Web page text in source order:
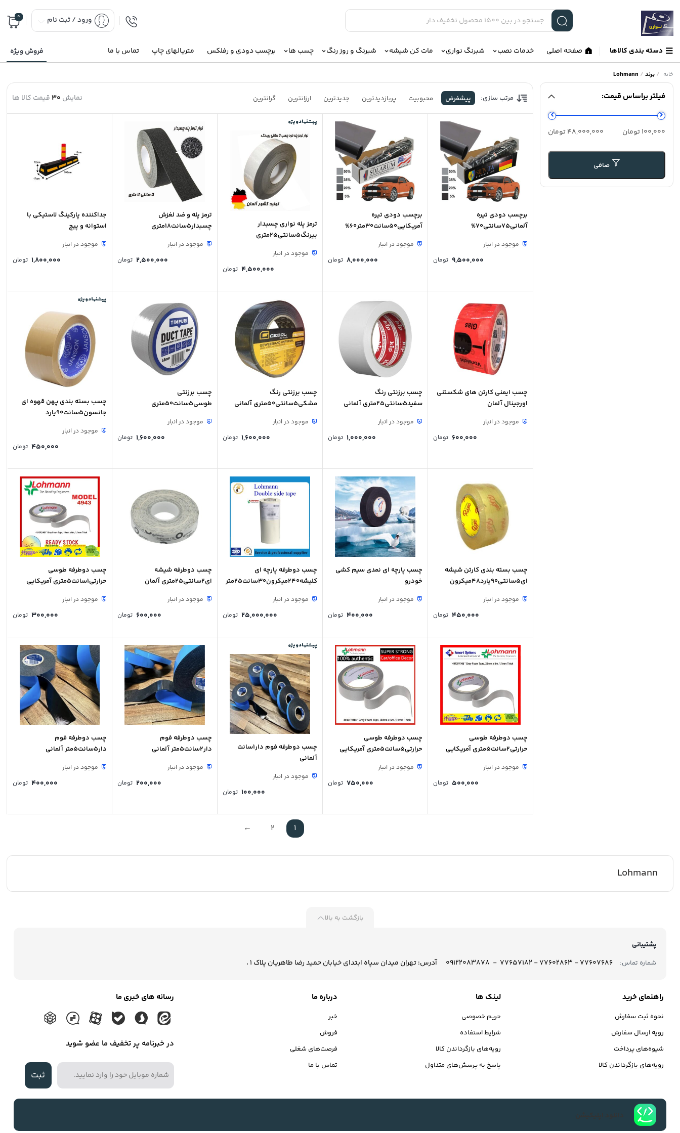
ورود / ثبت نام 0
دسته بندی کالاها صفحه اصلی خدمات نصب شبرنگ نواری مات کن شیشه شبرنگ و روز رنگ چسب ها برچسب دودی و رفلکس متریالهای چاپ تماس با ما فروش ویژه
خانه /برند /
Lohmann
فیلتر براساس قیمت:
حداقل
قیمت
حداكثر
قيمت
صافی
100,000 تومان 48,000,000 تومان
مرتب سازی: پیشفرض محبوبیت پربازدیدترین جدیدترین ارزانترین گرانترین نمایش 30 قیمت کالا ها
برچسب دودی تیره
آلمانی75سانتی70%
موجود در انبار
9,500,000 تومان
برچسب دودی تیره
آمریکایی50سانت30متر60%
موجود در انبار
8,000,000 تومان
پیشنهاد ویژه
ترمز پله نواری چسبدار
بیرنگ5سانتی25متری
موجود در انبار
4,500,000 تومان
ترمز پله و ضد لغزش
چسبدار5سانت18متری
موجود در انبار
2,500,000 تومان
جداکننده پارکینگ لاستیکی با
استوانه و پیچ
موجود در انبار
1,800,000 تومان
چسب ایمنی کارتن های شکستنی
اورجینال آلمان
موجود در انبار
600,000 تومان
چسب برزنتی رنگ
سفید5سانتی25متری آلمانی
موجود در انبار
1,000,000 تومان
چسب برزنتی رنگ
مشکی5سانتی50متری آلمانی
موجود در انبار
1,600,000 تومان
چسب برزنتی
طوسی5سانت50متری
موجود در انبار
1,600,000 تومان
پیشنهاد ویژه
چسب بسته بندی پهن قهوه ای
جانسون5سانت90یارد
موجود در انبار
450,000 تومان
چسب بسته بندی کارتن شیشه
ای5سانتی90یارد48میکرون
موجود در انبار
450,000 تومان
چسب پارچه ای نمدی سیم کشی
خودرو
موجود در انبار
400,000 تومان
چسب دوطرفه پارچه ای
کلیشه240میکرون30سانت25متر
موجود در انبار
25,000,000 تومان
چسب دوطرفه شیشه
ای2سانتی25متری آلمان
موجود در انبار
600,000 تومان
چسب دوطرفه طوسی
حرارتی1سانت5متری آمریکایی
موجود در انبار
300,000 تومان
چسب دوطرفه طوسی
حرارتی2سانت5متری آمریکایی
موجود در انبار
500,000 تومان
چسب دوطرفه طوسی
حرارتی5سانت5متری آمریکایی
موجود در انبار
750,000 تومان
پیشنهاد ویژه
چسب دوطرفه فوم دار1سانت
آلمانی
موجود در انبار
100,000 تومان
چسب دوطرفه فوم
دار2سانت5متر آلمانی
موجود در انبار
200,000 تومان
چسب دوطرفه فوم
دار5سانت5متر آلمانی
موجود در انبار
400,000 تومان
1
2
←
Lohmann
بازگشت به بالا
پشتیبانی
شماره تماس:
77607686 - 77602863 - 77657182 - 09122083878 آدرس: تهران میدان سپاه ابتدای خیابان حمید رضا طاهریان پلاک 1 ،
راهنمای خرید
نحوه ثبت سفارش
رویه ارسال سفارش
شیوه‌های پرداخت
رویه‌های بازگرداندن کالا
لینک ها
حریم خصوصی
شرایط استفاده
رویه‌های بازگرداندن کالا
پاسخ به پرسش‌های متداول
درباره ما
خبر
فروش
فرصت‌های شغلی
تماس با ما
رسانه های خبری ما
در خبرنامه پر تخفیف ما عضو شوید
ثبت